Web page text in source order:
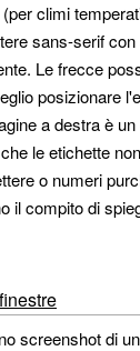
climi
sans-serif
Le frecce
posizionare
a destra è
le etichette
o numeri
il compito di
screenshot di